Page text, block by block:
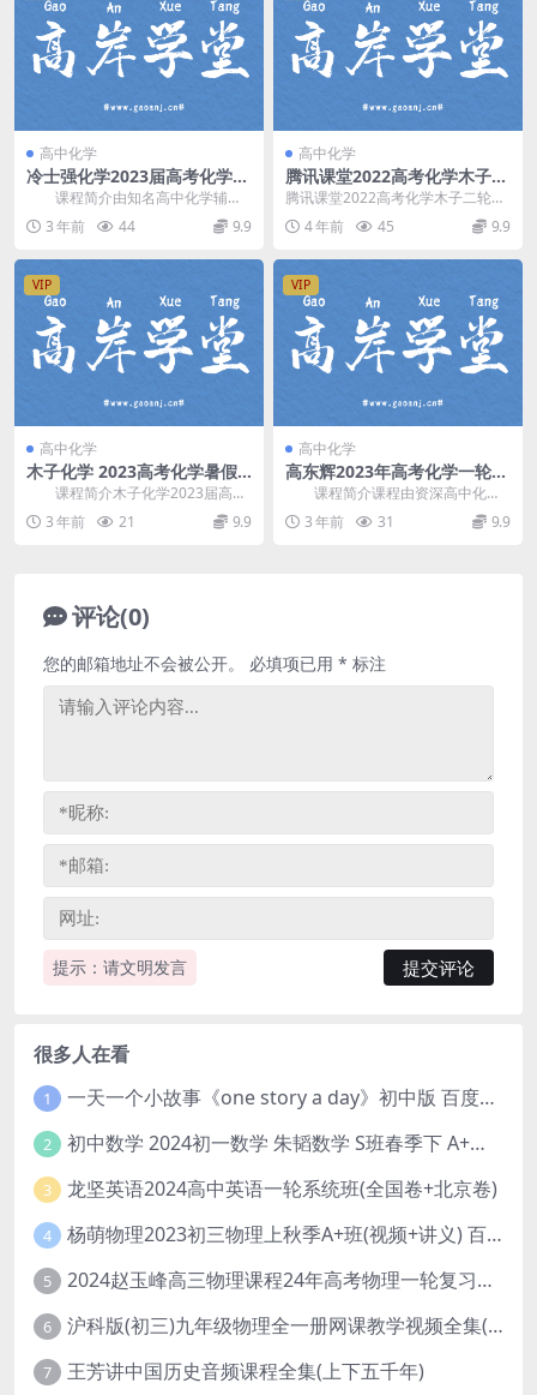
高中化学
冷士强化学2023届高考化学一
轮暑期复习规划班25讲
课程简介由知名高中化学辅导
教师 冷士强 讲课，针对2023届高
考化学一轮暑期...
3 年前 44 9.9
高中化学
腾讯课堂2022高考化学木子二
轮复习 百度网盘分享下载
腾讯课堂2022高考化学木子二轮复
习，百度网盘高考化学复习课程12.
6G高清视频...
4 年前 45 9.9
VIP
高中化学
木子化学 2023高考化学暑假
衔接基础补救班
课程简介木子化学2023届高考
化学一轮暑假预热，由省重点高中
高级教师 木子 ...
3 年前 21 9.9
VIP
高中化学
高东辉2023年高考化学一轮秋
季知识视频180讲(高三)
课程简介课程由资深高中化学
辅导老师 高东辉 讲课，2023届高
三化学一轮复习...
3 年前 31 9.9
评论(0)
提示：请文明发言
您的邮箱地址不会被公开。 必填项已用 * 标注
很多人在看
1 一天一个小故事《one story a day》初中版 百度网盘分享下载
2 初中数学 2024初一数学 朱韬数学 S班春季下 A+班春季下 百度云网盘
3 龙坚英语2024高中英语一轮系统班(全国卷+北京卷)
4 杨萌物理2023初三物理上秋季A+班(视频+讲义) 百度网盘分享
5 2024赵玉峰高三物理课程24年高考物理一轮复习网课教程
6 沪科版(初三)九年级物理全一册网课教学视频全集(录播版 杜春雨 66讲)
7 王芳讲中国历史音频课程全集(上下五千年)